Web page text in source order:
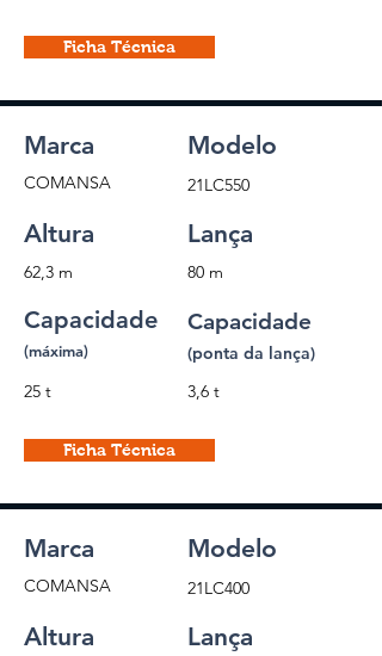
Ficha Técnica
Marca Modelo
Altura Lança
Capacidade
(máxima)
Capacidade
(ponta da lança)
Ficha Técnica
COMANSA 21LC550
62,3 m 80 m
25 t 3,6 t
Marca Modelo
Altura Lança
COMANSA 21LC400